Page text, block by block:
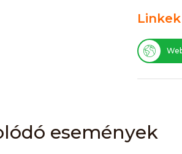
Linkek
események